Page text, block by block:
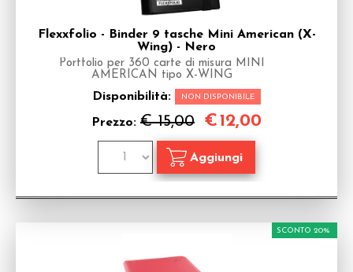
Flexxfolio - Binder 9 tasche Mini American (X-
Wing) - Nero
Portfolio per 360 carte di misura MINI
AMERICAN tipo X-WING
Disponibilità: NON DISPONIBILE
Prezzo: € 15,00 €12,00
SCONTO 20%